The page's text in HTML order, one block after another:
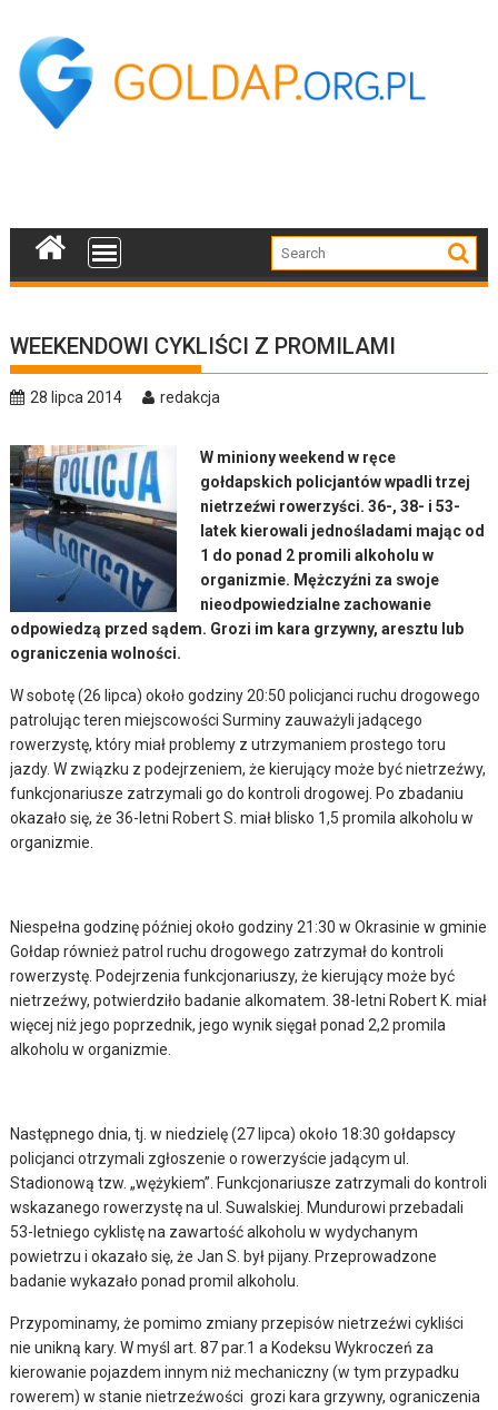
content
WEEKENDOWI CYKLIŚCI Z PROMILAMI
28 lipca 2014 redakcja
W miniony weekend w ręce
gołdapskich policjantów wpadli trzej
nietrzeźwi rowerzyści. 36-, 38- i 53-
latek kierowali jednośladami mając od
1 do ponad 2 promili alkoholu w
organizmie. Mężczyźni za swoje
nieodpowiedzialne zachowanie
odpowiedzą przed sądem. Grozi im kara grzywny, aresztu lub
ograniczenia wolności.
W sobotę (26 lipca) około godziny 20:50 policjanci ruchu drogowego
patrolując teren miejscowości Surminy zauważyli jadącego
rowerzystę, który miał problemy z utrzymaniem prostego toru
jazdy. W związku z podejrzeniem, że kierujący może być nietrzeźwy,
funkcjonariusze zatrzymali go do kontroli drogowej. Po zbadaniu
okazało się, że 36-letni Robert S. miał blisko 1,5 promila alkoholu w
organizmie.
Niespełna godzinę później około godziny 21:30 w Okrasinie w gminie
Gołdap również patrol ruchu drogowego zatrzymał do kontroli
rowerzystę. Podejrzenia funkcjonariuszy, że kierujący może być
nietrzeźwy, potwierdziło badanie alkomatem. 38-letni Robert K. miał
więcej niż jego poprzednik, jego wynik sięgał ponad 2,2 promila
alkoholu w organizmie.
Następnego dnia, tj. w niedzielę (27 lipca) około 18:30 gołdapscy
policjanci otrzymali zgłoszenie o rowerzyście jadącym ul.
Stadionową tzw. „wężykiem”. Funkcjonariusze zatrzymali do kontroli
wskazanego rowerzystę na ul. Suwalskiej. Mundurowi przebadali
53-letniego cyklistę na zawartość alkoholu w wydychanym
powietrzu i okazało się, że Jan S. był pijany. Przeprowadzone
badanie wykazało ponad promil alkoholu.
Przypominamy, że pomimo zmiany przepisów nietrzeźwi cykliści
nie unikną kary. W myśl art. 87 par.1 a Kodeksu Wykroczeń za
kierowanie pojazdem innym niż mechaniczny (w tym przypadku
rowerem) w stanie nietrzeźwości grozi kara grzywny, ograniczenia